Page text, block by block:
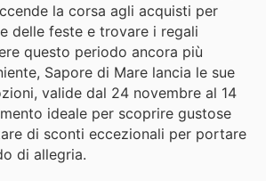
la corsa agli acquisti per
delle feste e trovare i regali
questo periodo ancora più
Sapore di Mare lancia le sue
valide dal 24 novembre al 14
ideale per scoprire gustose
di sconti eccezionali per portare
di allegria.